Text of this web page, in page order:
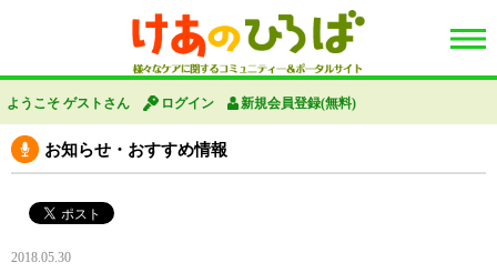
ようこそ ゲストさん ログイン 新規会員登録(無料)
お知らせ・おすすめ情報
2018.05.30